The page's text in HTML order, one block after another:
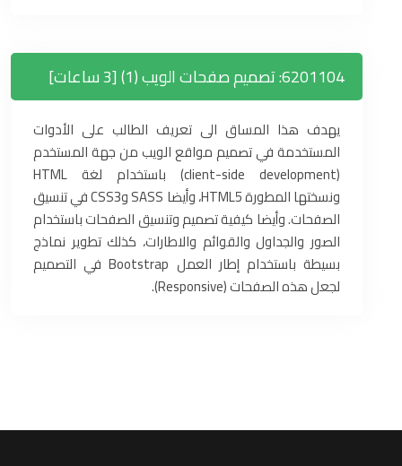
6201104: تصميم صفحات الويب (1) [3 ساعات]
يهدف هذا المساق الى تعريف الطالب على الأدوات
المستخدمة في تصميم مواقع الويب من جهة المستخدم
(client-side development) باستخدام لغة HTML
ونسختها المطورة HTML5، وأيضا SASS وCSS3 في تنسيق
الصفحات. وأيضا كيفية تصميم وتنسيق الصفحات باستخدام
الصور والجداول والقوائم والاطارات، كذلك تطوير نماذج
بسيطة باستخدام إطار العمل Bootstrap في التصميم
لجعل هذه الصفحات (Responsive).